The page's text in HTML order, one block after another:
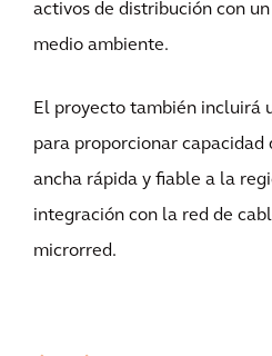
activos de distribución con
medio ambiente.
El proyecto también incluirá
para proporcionar capacidad
ancha rápida y fiable a la
integración con la red de
microrred.